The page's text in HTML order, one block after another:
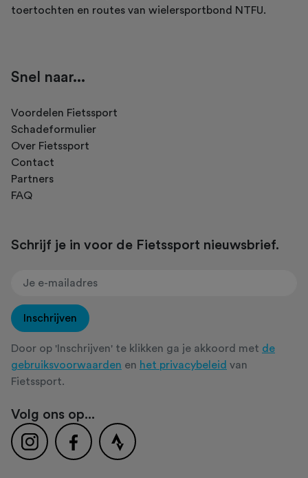
toertochten en routes van wielersportbond NTFU.
Snel naar...
Voordelen Fietssport
Schadeformulier
Over Fietssport
Contact
Partners
FAQ
Schrijf je in voor de Fietssport nieuwsbrief.
Inschrijven
Door op 'Inschrijven' te klikken ga je akkoord met de
gebruiksvoorwaarden en het privacybeleid van
Fietssport.
Volg ons op...